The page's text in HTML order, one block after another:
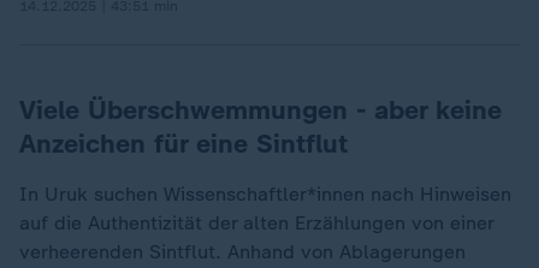
Viele Überschwemmungen - aber keine
Anzeichen für eine Sintflut
In Uruk suchen Wissenschaftler*innen nach Hinweisen
auf die Authentizität der alten Erzählungen von einer
verheerenden Sintflut. Anhand von Ablagerungen